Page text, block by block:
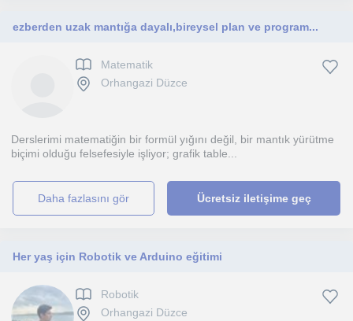
ezberden uzak mantığa dayalı,bireysel plan ve program...
Matematik
Orhangazi Düzce
Derslerimi matematiğin bir formül yığını değil, bir mantık yürütme
biçimi olduğu felsefesiyle işliyor; grafik table...
daha fazlasını gör Ücretsiz iletişime geç
Her yaş için Robotik ve Arduino eğitimi
Robotik
Orhangazi Düzce